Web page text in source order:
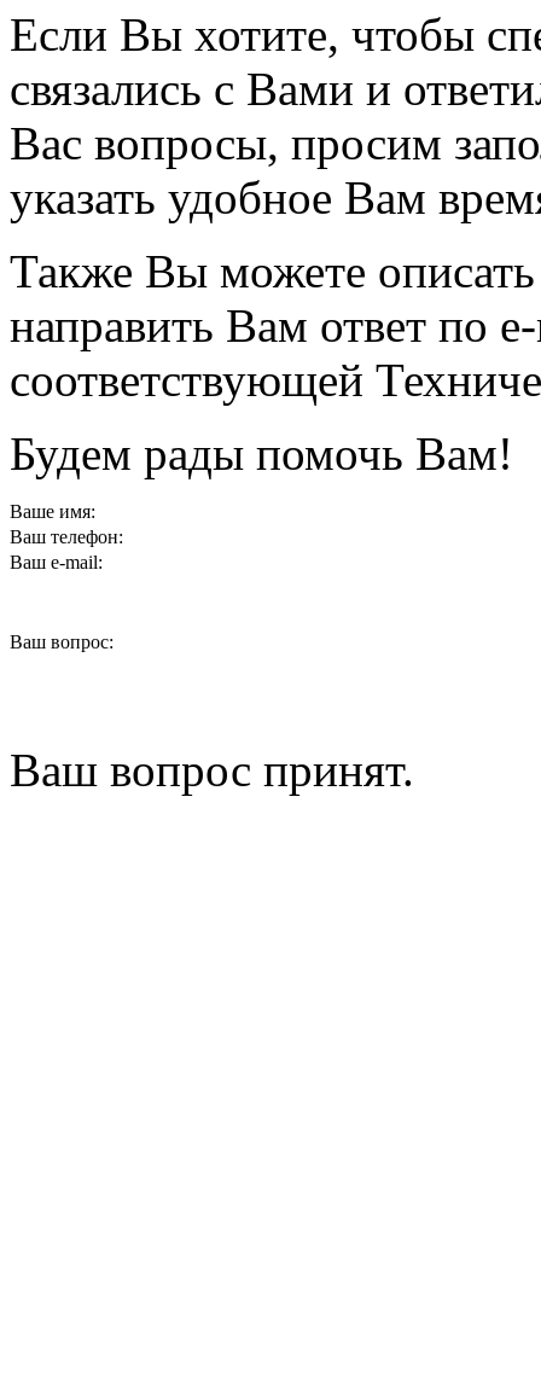
Если Вы хотите, чтобы
связались с Вами и
Вас вопросы, просим
указать удобное Вам
Также Вы можете
направить Вам ответ по
соответствующей
Будем рады помочь Вам!
Ваше имя:
Ваш телефон:
Ваш e-mail:
Ваш вопрос:
Ваш вопрос принят.